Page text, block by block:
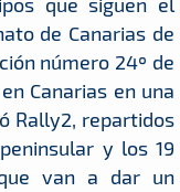
de Canarias de
número 24º de
Canarias en una
Rally2, repartidos
y los 19
van a dar un